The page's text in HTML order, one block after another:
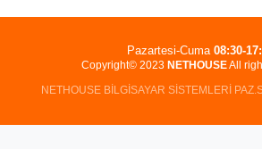
Copyright© 2023 NETHOUSEAll
NETHOUSE BİLGİSAYAR SİSTEMLERİ
Pazartesi-Cuma 08:30-